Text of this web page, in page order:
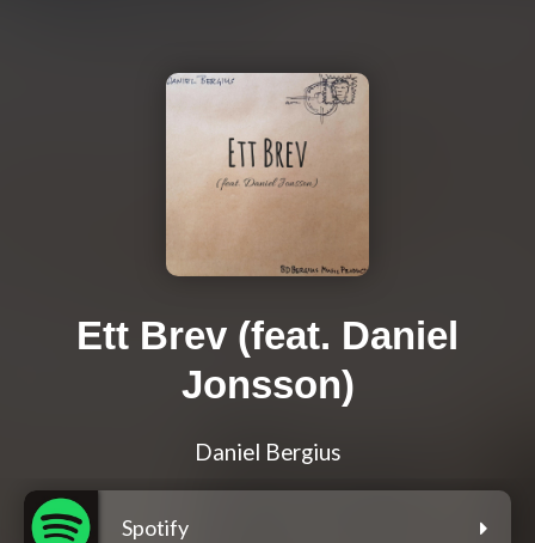
Ett Brev (feat. Daniel
Jonsson)
Daniel Bergius
Spotify